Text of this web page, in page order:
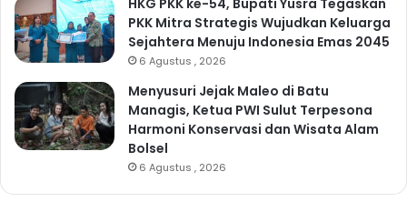
HKG PKK ke-54, Bupati Yusra Tegaskan
PKK Mitra Strategis Wujudkan Keluarga
Sejahtera Menuju Indonesia Emas 2045
6 Agustus , 2026
Menyusuri Jejak Maleo di Batu
Managis, Ketua PWI Sulut Terpesona
Harmoni Konservasi dan Wisata Alam
Bolsel
6 Agustus , 2026